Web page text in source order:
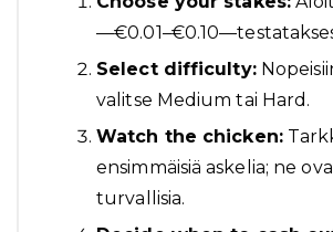
Select difficulty:
valitse Medium tai Hard.
Watch the chicken:
ensimmäisiä askelia; ne
turvallisia.